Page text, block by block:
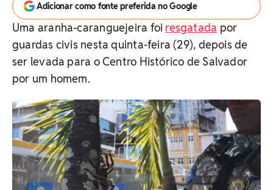
Adicionar como fonte preferida no Google
Uma aranha-caranguejeira foi resgatada por
guardas civis nesta quinta-feira (29), depois de
ser levada para o Centro Histórico de Salvador
por um homem.